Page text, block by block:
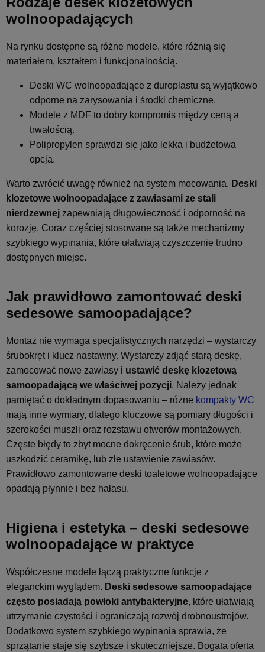
wolnoopadających
Na rynku dostępne są różne modele, które różnią się
materiałem, kształtem i funkcjonalnością.
Deski WC wolnoopadające z duroplastu są wyjątkowo
odporne na zarysowania i środki chemiczne.
Modele z MDF to dobry kompromis między ceną a
trwałością.
Polipropylen sprawdzi się jako lekka i budżetowa
opcja.
Warto zwrócić uwagę również na system mocowania. Deski
klozetowe wolnoopadające z zawiasami ze stali
nierdzewnej zapewniają długowieczność i odporność na
korozję. Coraz częściej stosowane są także mechanizmy
szybkiego wypinania, które ułatwiają czyszczenie trudno
dostępnych miejsc.
Jak prawidłowo zamontować deski
sedesowe samoopadające?
Montaż nie wymaga specjalistycznych narzędzi – wystarczy
śrubokręt i klucz nastawny. Wystarczy zdjąć starą deskę,
zamocować nowe zawiasy i ustawić deskę klozetową
samoopadającą we właściwej pozycji. Należy jednak
pamiętać o dokładnym dopasowaniu – różne kompakty WC
mają inne wymiary, dlatego kluczowe są pomiary długości i
szerokości muszli oraz rozstawu otworów montażowych.
Częste błędy to zbyt mocne dokręcenie śrub, które może
uszkodzić ceramikę, lub złe ustawienie zawiasów.
Prawidłowo zamontowane deski toaletowe wolnoopadające
opadają płynnie i bez hałasu.
Higiena i estetyka – deski sedesowe
wolnoopadające w praktyce
Współczesne modele łączą praktyczne funkcje z
eleganckim wyglądem. Deski sedesowe samoopadające
często posiadają powłoki antybakteryjne, które ułatwiają
utrzymanie czystości i ograniczają rozwój drobnoustrojów.
Dodatkowo system szybkiego wypinania sprawia, że
sprzątanie staje się szybsze i skuteczniejsze. Bogata oferta